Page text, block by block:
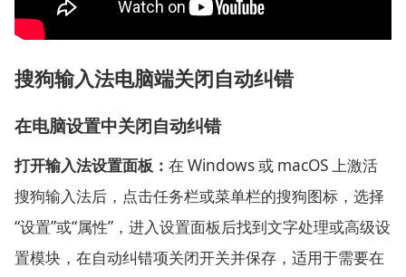
搜狗输入法电脑端关闭自动纠错
在电脑设置中关闭自动纠错
打开输入法设置面板： 在 Windows 或 macOS 上激活
搜狗输入法后，点击任务栏或菜单栏的搜狗图标，选择
“设置”或“属性”，进入设置面板后找到文字处理或高级设
置模块，在自动纠错项关闭开关并保存，适用于需要在